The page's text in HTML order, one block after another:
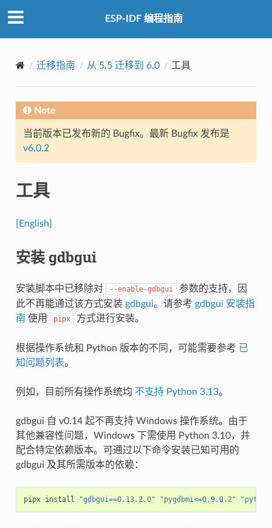
ESP-IDF 编程指南
迁移指南 从 5.5 迁移到 6.0 工具
Note
当前版本已发布新的 Bugfix。最新 Bugfix 发布是
v6.0.2
工具
[English]
安装 gdbgui
安装脚本中已移除对 --enable-gdbgui
参数的支持，因
此不再能通过该方式安装 gdbgui。请参考 gdbgui 安装指
南 使用 pipx 方式进行安装。
根据操作系统和 Python 版本的不同，可能需要参考 已
知问题列表。
例如，目前所有操作系统均 不支持 Python 3.13。
gdbgui 自 v0.14 起不再支持 Windows 操作系统。由于
其他兼容性问题，Windows 下需使用 Python 3.10，并
配合特定依赖版本。可通过以下命令安装已知可用的
gdbgui 及其所需版本的依赖：
pipx install "gdbgui==0.13.2.0" "pygdbmi<=0.9.0.2"